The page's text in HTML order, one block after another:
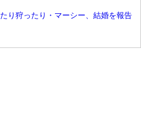
り狩ったり・マーシー、結婚を報告